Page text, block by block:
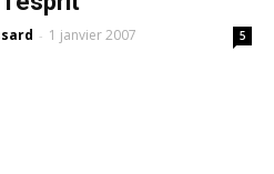
- 1 janvier 2007 5